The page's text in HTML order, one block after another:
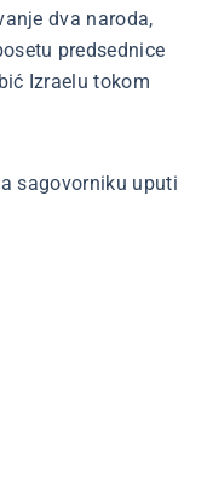
dva naroda,
predsednice
Izraelu tokom
sagovorniku uputi